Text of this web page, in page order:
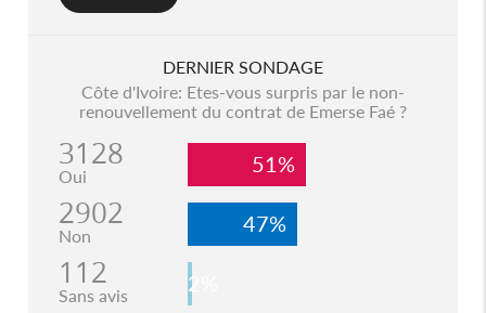
DERNIER SONDAGE
Côte d'Ivoire: Etes-vous surpris par le non-
renouvellement du contrat de Emerse Faé ?
3128
Oui 51%
2902
Non 47%
112
Sans avis 2%